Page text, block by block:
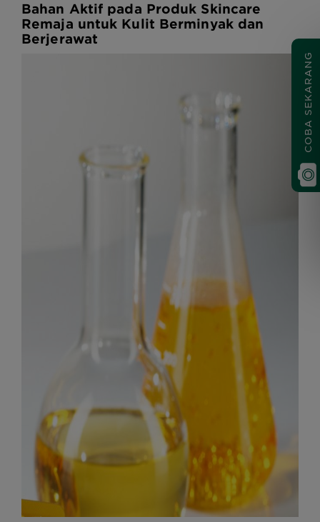
Bahan Aktif pada Produk Skincare
Remaja untuk Kulit Berminyak dan
Berjerawat
COBA SEKARANG